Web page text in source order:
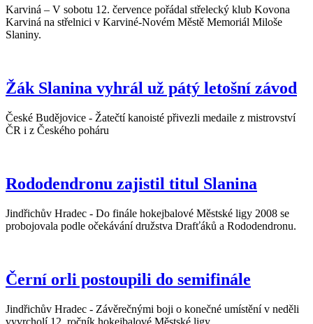
Karviná – V sobotu 12. července pořádal střelecký klub Kovona
Karviná na střelnici v Karviné-Novém Městě Memoriál Miloše
Slaniny.
Žák Slanina vyhrál už pátý letošní závod
České Budějovice - Žatečtí kanoisté přivezli medaile z mistrovství
ČR i z Českého poháru
Rododendronu zajistil titul Slanina
Jindřichův Hradec - Do finále hokejbalové Městské ligy 2008 se
probojovala podle očekávání družstva Drafťáků a Rododendronu.
Černí orli postoupili do semifinále
Jindřichův Hradec - Závěrečnými boji o konečné umístění v neděli
vyvrcholí 12. ročník hokejbalové Městské ligy